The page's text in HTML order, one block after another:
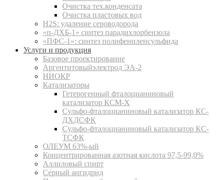
Очистка тех.конденсата
Очистка пластовых вод
H2S: удаление сероводорода
«п-ДХБ-1» синтез парадихлорбензола
«ПФС-1»: синтез полифениленсульфида
Услуги и продукция
Базовое проектирование
Аргентитовыйэлектрод ЭА-2
НИОКР
Катализаторы
Гетерогенный фталоцианиновый
катализатор КСМ-Х
Сульфо-фталоцианиновый катализатор КС-
ДХДСФК
Сульфо-фталоцианиновый катализатор КС-
ТСФК
ОЛЕУМ 63%-ый
Концентрированная азотная кислота 97,5-99,0%
Аллиловый спирт
Серный ангидрид